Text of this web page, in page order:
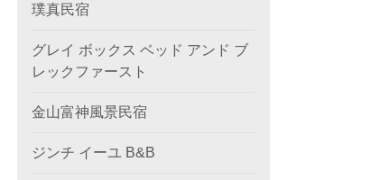
璞真民宿
グレイ ボックス ベッド アンド ブ
レックファースト
金山富神風景民宿
ジンチ イーユ B&B